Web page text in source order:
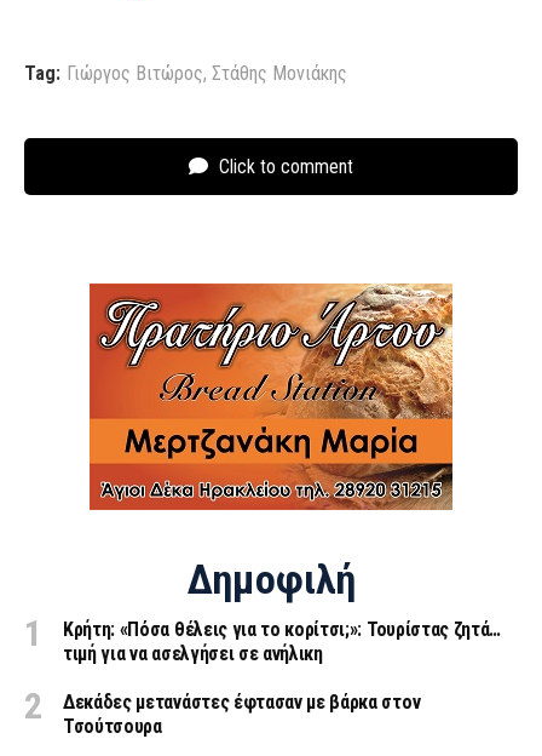
Tag: Γιώργος Βιτώρος, Στάθης Μονιάκης
Click to comment
Δημοφιλή
Κρήτη: «Πόσα θέλεις για το κορίτσι;»: Τουρίστας ζητά…
τιμή για να ασελγήσει σε ανήλικη
Δεκάδες μετανάστες έφτασαν με βάρκα στον
Τσούτσουρα